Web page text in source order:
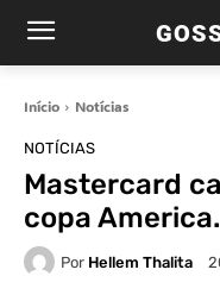
Início Notícias
NOTÍCIAS
Mastercard
copa America.
Por Hellem Thalita